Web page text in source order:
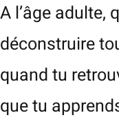
A l’âge adulte,
déconstruire
quand tu
que tu